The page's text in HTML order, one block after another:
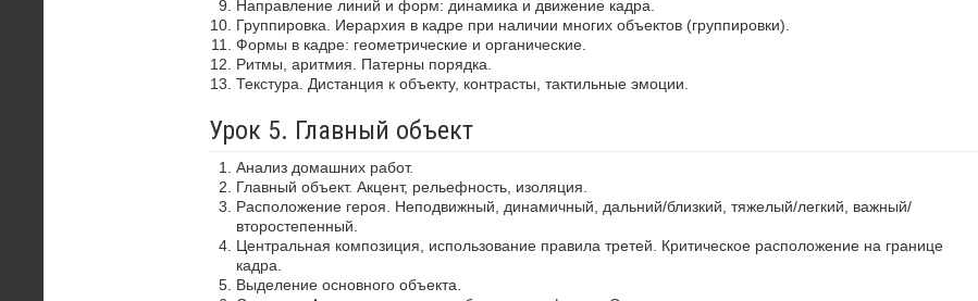
Направление линий и форм: динамика и движение кадра.
Группировка. Иерархия в кадре при наличии многих объектов (группировки).
Формы в кадре: геометрические и органические.
Ритмы, аритмия. Патерны порядка.
Текстура. Дистанция к объекту, контрасты, тактильные эмоции.
Урок 5. Главный объект
Анализ домашних работ.
Главный объект. Акцент, рельефность, изоляция.
Расположение героя. Неподвижный, динамичный, дальний/близкий, тяжелый/легкий, важный/
второстепенный.
Центральная композиция, использование правила третей. Критическое расположение на границе
кадра.
Выделение основного объекта.